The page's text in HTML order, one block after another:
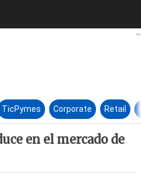
se introduce en el
TicPymes Corporate Retail
en el mercado de